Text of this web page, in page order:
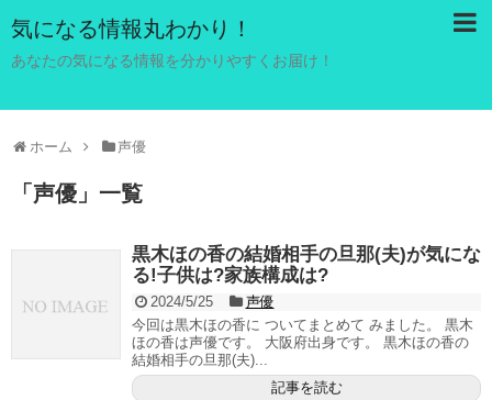
気になる情報丸わかり！
あなたの気になる情報を分かりやすくお届け！
ホーム 声優
「 声優 」 一覧
黒木ほの香の結婚相手の旦那(夫)が気にな
る!子供は?家族構成は?
2024/5/25
声優
今回は黒木ほの香に ついてまとめて みました。 黒木
ほの香は声優です。 大阪府出身です。 黒木ほの香の
結婚相手の旦那(夫)...
記事を読む